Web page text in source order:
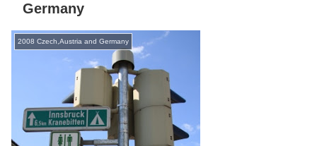
Germany
2008 Czech,Austria and Germany